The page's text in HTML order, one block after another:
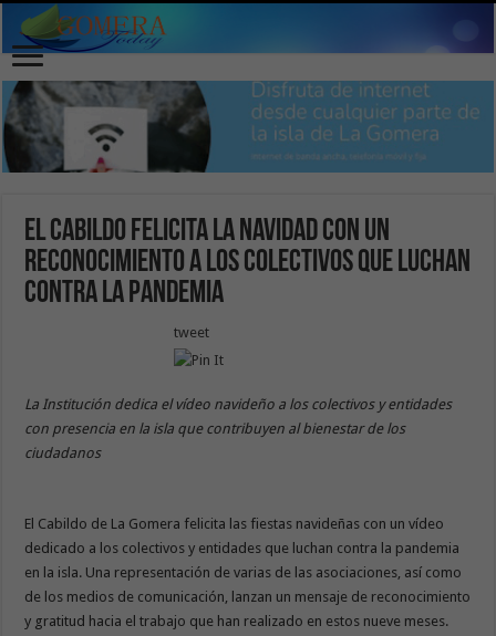
El Cabildo felicita la Navidad con un
reconocimiento a los colectivos que luchan
contra la pandemia
tweet
La Institución dedica el vídeo navideño a los colectivos y entidades
con presencia en la isla que contribuyen al bienestar de los
ciudadanos
El Cabildo de La Gomera felicita las fiestas navideñas con un vídeo
dedicado a los colectivos y entidades que luchan contra la pandemia
en la isla. Una representación de varias de las asociaciones, así como
de los medios de comunicación, lanzan un mensaje de reconocimiento
y gratitud hacia el trabajo que han realizado en estos nueve meses.